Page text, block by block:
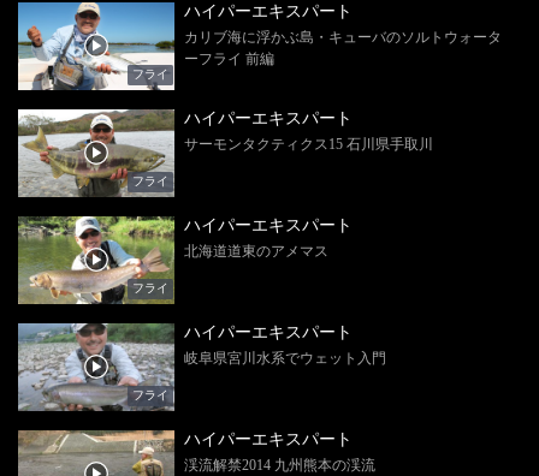
フライ
ハイパーエキスパート
カリブ海に浮かぶ島・キューバのソルトウォータ
ーフライ 前編
フライ
ハイパーエキスパート
サーモンタクティクス15 石川県手取川
フライ
ハイパーエキスパート
北海道道東のアメマス
フライ
ハイパーエキスパート
岐阜県宮川水系でウェット入門
ハイパーエキスパート
渓流解禁2014 九州熊本の渓流